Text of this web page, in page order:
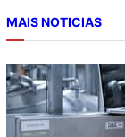
MAIS NOTICIAS